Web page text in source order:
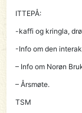
ITTEPÅ:
-kaffi og kringla,
-Info om den
– Info om Norøn
– Årsmøte.
TSM